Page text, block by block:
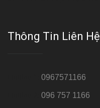
Thông Tin Liên Hệ
0967571166
096 757 1166